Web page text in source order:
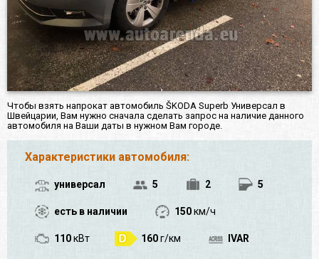
Чтобы взять напрокат автомобиль ŠKODA Superb Универсал в
Швейцарии, Вам нужно сначала сделать запрос на наличие данного
автомобиля на Ваши даты в нужном Вам городе.
Характеристики автомобиля:
универсал 5 2 5
есть в наличии 150км/ч
110кВт 160г/км IVAR